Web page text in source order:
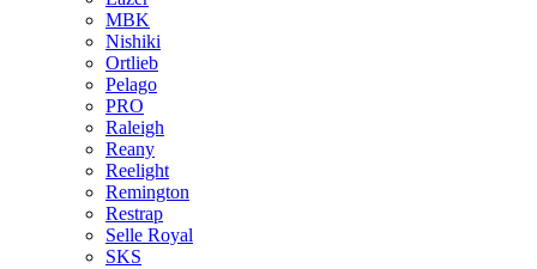
MBK
Nishiki
Ortlieb
Pelago
PRO
Raleigh
Reany
Reelight
Remington
Restrap
Selle Royal
SKS